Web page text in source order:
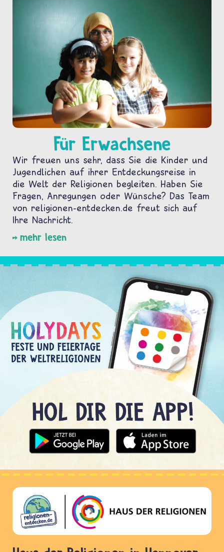
Für Erwachsene
Wir freuen uns sehr, dass Sie die Kinder und
Jugendlichen auf ihrer Entdeckungsreise in
die Welt der Religionen begleiten. Haben Sie
Fragen, Anregungen oder Wünsche? Das Team
von religionen-entdecken.de freut sich auf
Ihre Nachricht.
mehr lesen